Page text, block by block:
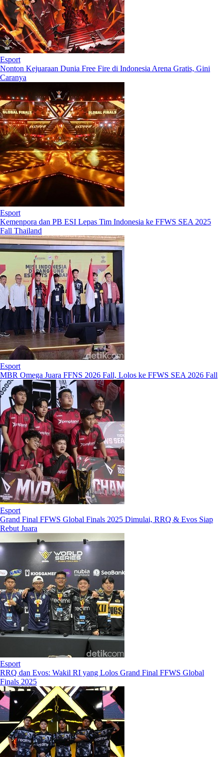
Esport
Nonton Kejuaraan Dunia Free Fire di Indonesia Arena Gratis, Gini
Caranya
Esport
Kemenpora dan PB ESI Lepas Tim Indonesia ke FFWS SEA 2025
Fall Thailand
Esport
MBR Omega Juara FFNS 2026 Fall, Lolos ke FFWS SEA 2026 Fall
Esport
Grand Final FFWS Global Finals 2025 Dimulai, RRQ & Evos Siap
Rebut Juara
Esport
RRQ dan Evos: Wakil RI yang Lolos Grand Final FFWS Global
Finals 2025